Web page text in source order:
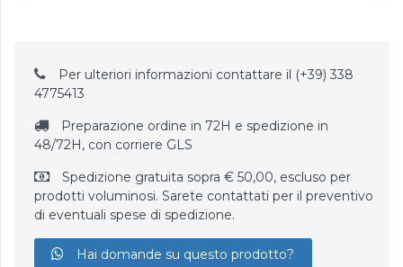
Per ulteriori informazioni contattare il (+39) 338
4775413
Preparazione ordine in 72H e spedizione in
48/72H, con corriere GLS
Spedizione gratuita sopra € 50,00, escluso per
prodotti voluminosi. Sarete contattati per il preventivo
di eventuali spese di spedizione.
Hai domande su questo prodotto?